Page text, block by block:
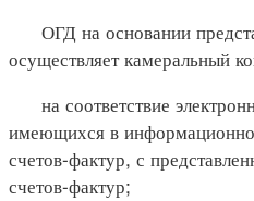
ОГД на основании
осуществляет камеральный
на соответствие
имеющихся в
счетов-фактур, с
счетов-фактур;